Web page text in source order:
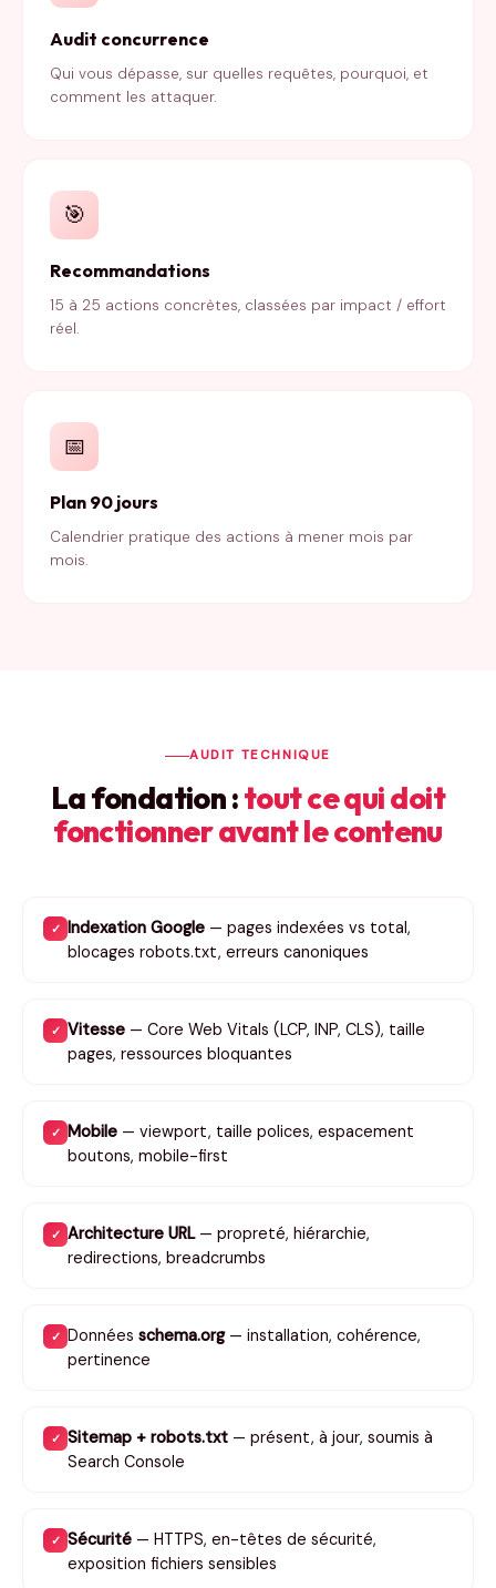
Audit concurrence
Qui vous dépasse, sur quelles requêtes, pourquoi, et
comment les attaquer.
🎯
Recommandations
15 à 25 actions concrètes, classées par impact / effort
réel.
📅
Plan 90 jours
Calendrier pratique des actions à mener mois par
mois.
AUDIT TECHNIQUE
La fondation :tout ce qui doit
fonctionner avant le contenu
✓ Indexation Google — pages indexées vs total,
blocages robots.txt, erreurs canoniques
✓ Vitesse — Core Web Vitals (LCP, INP, CLS), taille
pages, ressources bloquantes
✓ Mobile — viewport, taille polices, espacement
boutons, mobile-first
✓ Architecture URL— propreté, hiérarchie,
redirections, breadcrumbs
✓ Données schema.org— installation, cohérence,
pertinence
✓ Sitemap + robots.txt — présent, à jour, soumis à
Search Console
✓ Sécurité — HTTPS, en-têtes de sécurité,
exposition fichiers sensibles